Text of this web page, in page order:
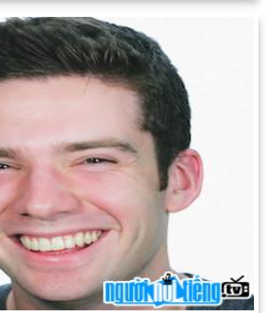
Vệ tinh thời tiết đầu tiên của Hoa Kỳ,
từ Cape Canaveral.
Tổng thống Nixon đã ký dự luật cấm
trên đài phát thanh và truyền hình.
Steve Wozniak và Steve Jobs thành lập
Ayatollah Khomeini tuyên bố thành lập
giáo Iran.
Cựu Tổng thống Nam Tư Slobodan
buộc tham nhũng.
Pvt. Jessica Lynch được biệt kích Hoa
cuộc đột kích vào một bệnh viện ở Iraq.